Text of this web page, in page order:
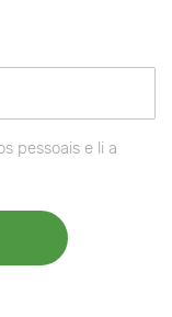
pessoais e li a